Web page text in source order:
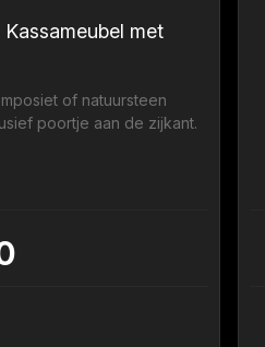
met
of natuursteen
poortje aan de zijkant.